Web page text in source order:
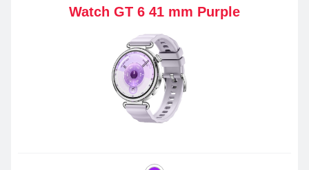
Watch GT 6 41 mm Purple